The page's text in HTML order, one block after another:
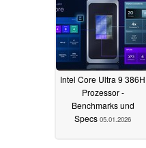
Intel Core Ultra 9 386H
Prozessor -
Benchmarks und
Specs 05.01.2026